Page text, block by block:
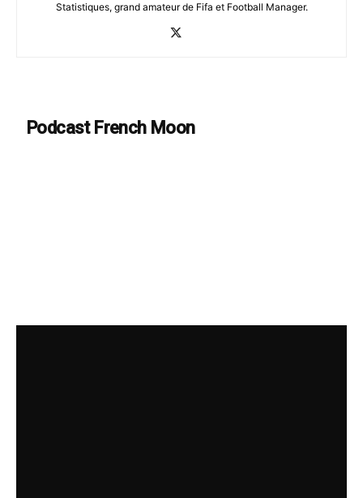
Statistiques, grand amateur de Fifa et Football Manager.
Podcast French Moon